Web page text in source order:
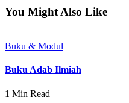
You Might Also Like
Buku & Modul
Buku Adab Ilmiah
1 Min Read